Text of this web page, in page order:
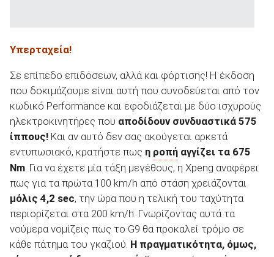
Υπερταχεία!
Σε επίπεδο επιδόσεων, αλλά και φόρτισης! Η έκδοση
που δοκιμάζουμε είναι αυτή που συνοδεύεται από τον
κωδικό Performance και εφοδιάζεται με δύο ισχυρούς
ηλεκτροκινητήρες που αποδίδουν συνδυαστικά 575
ίππους! Και αν αυτό δεν σας ακούγεται αρκετά
εντυπωσιακό, κρατήστε πως η ροπή αγγίζει τα 675
Nm . Για να έχετε μία τάξη μεγέθους, η Xpeng αναφέρει
πως για τα πρώτα 100 km/h από στάση χρειάζονται
μόλις 4,2 sec, την ώρα που η τελική του ταχύτητα
περιορίζεται στα 200 km/h. Γνωρίζοντας αυτά τα
νούμερα νομίζεις πως το G9 θα προκαλεί τρόμο σε
κάθε πάτημα του γκαζιού. Η πραγματικότητα, όμως,